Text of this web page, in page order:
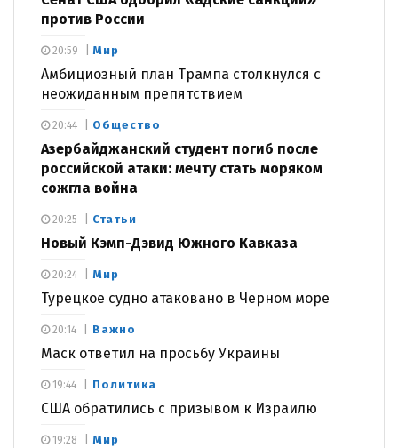
против России
Мир
Амбициозный план Трампа столкнулся с
неожиданным препятствием
20:59
Общество
Азербайджанский студент погиб после
российской атаки: мечту стать моряком
сожгла война
20:44
Статьи
Новый Кэмп-Дэвид Южного Кавказа
20:25
Мир
Турецкое судно атаковано в Черном море
20:24
Важно
Маск ответил на просьбу Украины
20:14
Политика
США обратились с призывом к Израилю
19:44
Мир
19:28